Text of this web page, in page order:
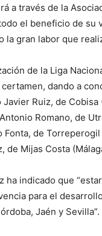
a través de la
el beneficio de su
la gran labor que
de la Liga
dando a
Ruiz, de
Romano, de
de
de Mijas Costa
ha indicado que
para el
Jaén y Sevilla”.